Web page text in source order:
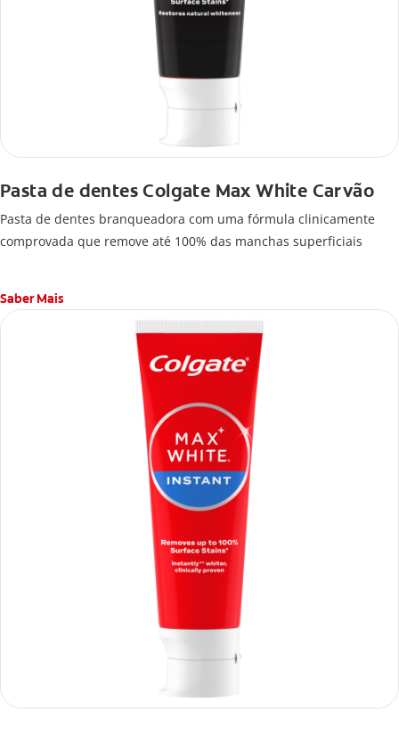
Pasta de dentes Colgate Max White Carvão
Pasta de dentes branqueadora com uma fórmula clinicamente
comprovada que remove até 100% das manchas superficiais
Saber Mais